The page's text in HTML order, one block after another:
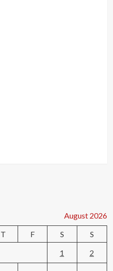
August 2026
T F S
S
1
2